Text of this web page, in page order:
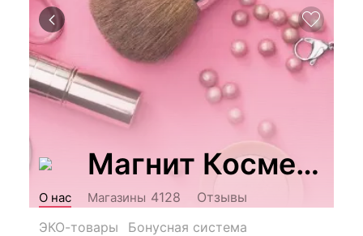
Магнит Косметик
О нас Магазины 4128
Отзывы
ЭКО-товары
Бонусная система